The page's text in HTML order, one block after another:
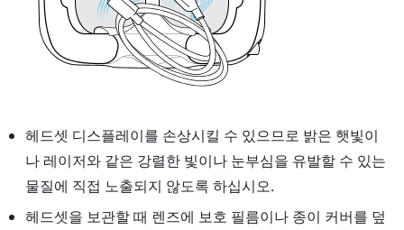
헤드셋 디스플레이를 손상시킬 수 있으므로 밝은 햇빛이
나 레이저와 같은 강렬한 빛이나 눈부심을 유발할 수 있는
물질에 직접 노출되지 않도록 하십시오.
헤드셋을 보관할 때 렌즈에 보호 필름이나 종이 커버를 덮